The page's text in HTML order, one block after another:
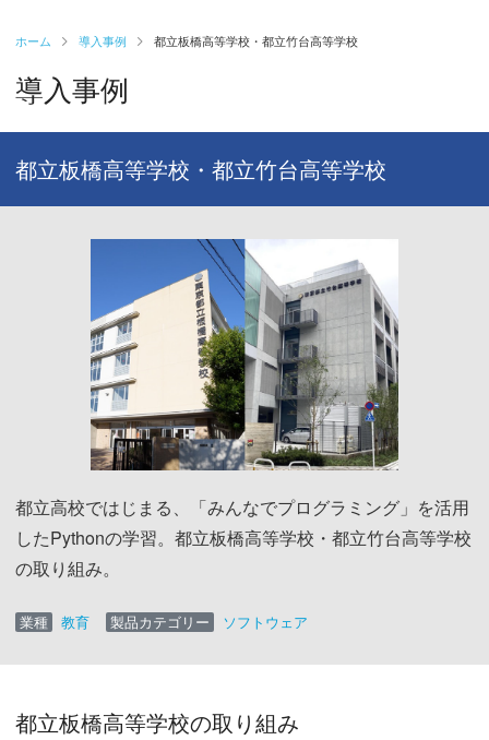
ホーム 導入事例 都立板橋高等学校・都立竹台高等学校
導入事例
都立板橋高等学校・都立竹台高等学校
都立高校ではじまる、「みんなでプログラミング」を活用
したPythonの学習。都立板橋高等学校・都立竹台高等学校
の取り組み。
業種 教育 製品カテゴリー ソフトウェア
都立板橋高等学校の取り組み